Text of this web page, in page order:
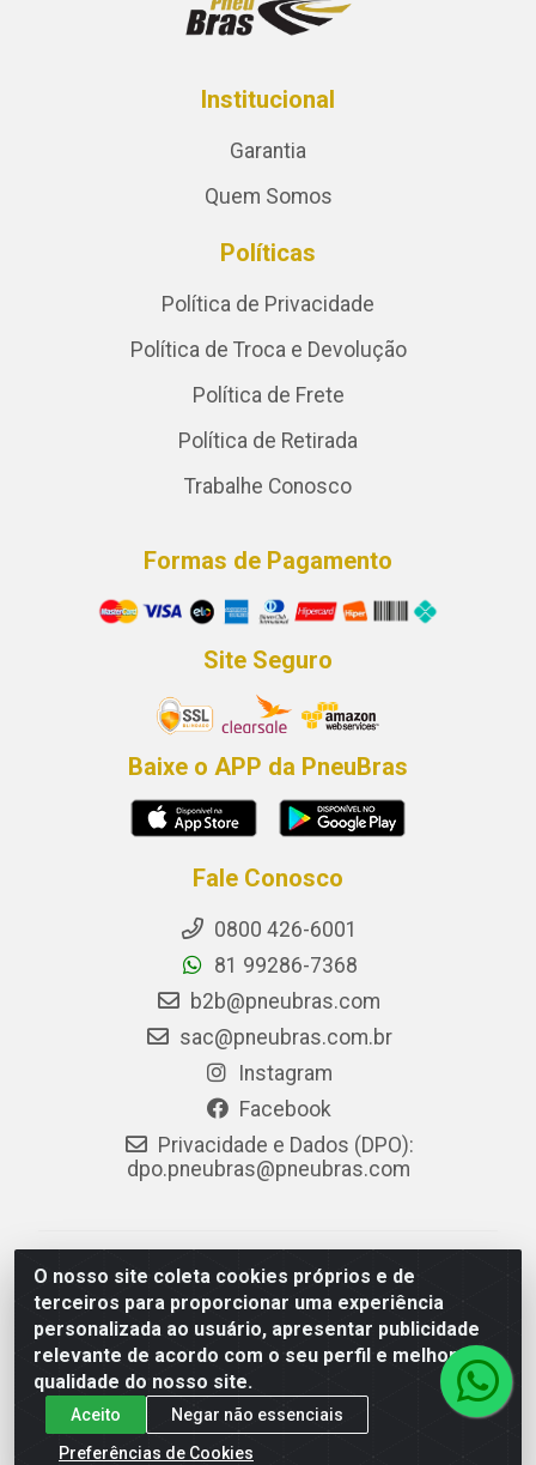
O nosso site coleta cookies próprios e de
terceiros para proporcionar uma experiência
personalizada ao usuário, apresentar publicidade
relevante de acordo com o seu perfil e melhorar a
qualidade do nosso site.
Aceito
Negar não essenciais
Preferências de Cookies
Institucional
Garantia
Quem Somos
Políticas
Política de Privacidade
Política de Troca e Devolução
Política de Frete
Política de Retirada
Trabalhe Conosco
Formas de Pagamento
Site Seguro
Baixe o APP da PneuBras
Fale Conosco
0800 426-6001
81 99286-7368
b2b@pneubras.com
sac@pneubras.com.br
Instagram
Facebook
Privacidade e Dados (DPO):
dpo.pneubras@pneubras.com
PneuBras - Rodovia BR-101, KM 82 - Prazeres,
Jaboatão dos Guararapes/PE - CEP 54.335-000 - CNPJ
08.678.386/0001-05 - Pneubras Comércio de Pneus
Ltda